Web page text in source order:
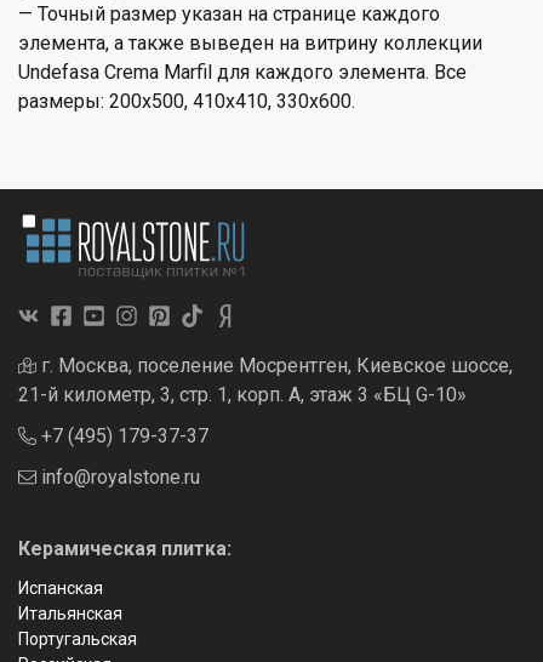
— Точный размер указан на странице каждого
элемента, а также выведен на витрину коллекции
Undefasa Crema Marfil для каждого элемента. Все
размеры: 200x500, 410x410, 330x600.
г. Москва, поселение Мосрентген, Киевское шоссе,
21-й километр, 3, стр. 1, корп. А, этаж 3 «БЦ G-10»
+7 (495) 179-37-37
info@royalstone.ru
Керамическая плитка:
Испанская
Итальянская
Португальская